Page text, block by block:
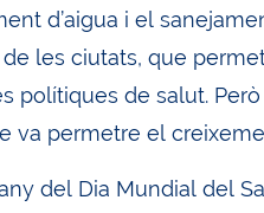
d’aigua i el
les ciutats, que
polítiques de salut.
va permetre el
del Dia Mundial del